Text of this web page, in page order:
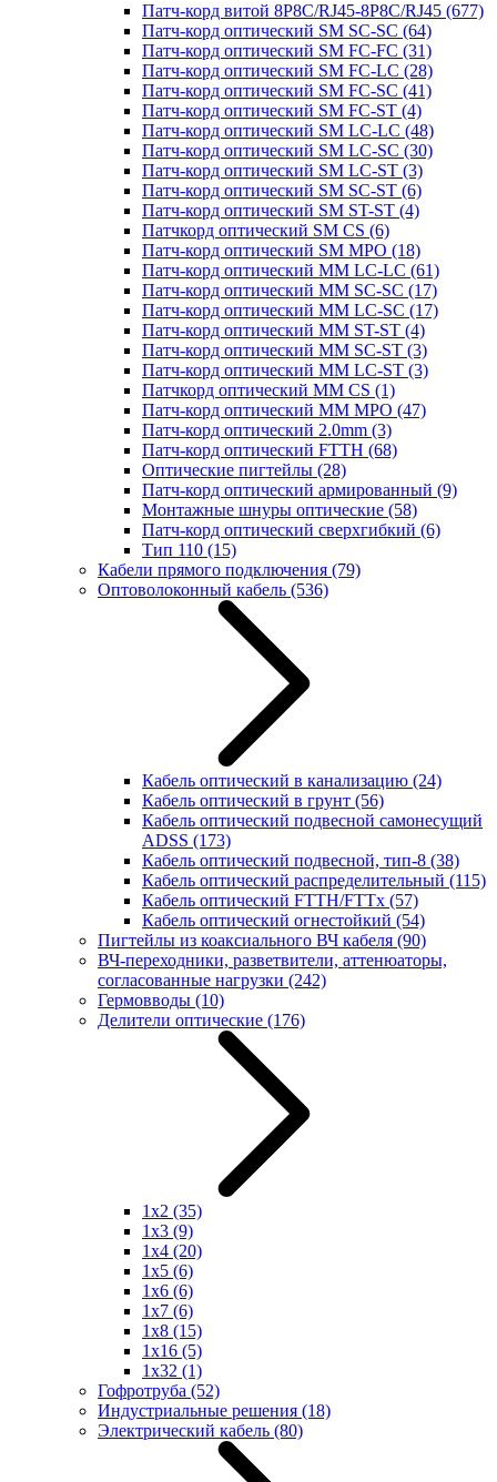
Патч-корд витой 8P8C/RJ45-8P8C/RJ45 (677)
Патч-корд оптический SM SC-SC (64)
Патч-корд оптический SM FC-FC (31)
Патч-корд оптический SM FC-LC (28)
Патч-корд оптический SM FC-SC (41)
Патч-корд оптический SM FC-ST (4)
Патч-корд оптический SM LC-LC (48)
Патч-корд оптический SM LC-SC (30)
Патч-корд оптический SM LC-ST (3)
Патч-корд оптический SM SC-ST (6)
Патч-корд оптический SM ST-ST (4)
Патчкорд оптический SM CS (6)
Патч-корд оптический SM MPO (18)
Патч-корд оптический MM LC-LC (61)
Патч-корд оптический MM SC-SC (17)
Патч-корд оптический MM LC-SC (17)
Патч-корд оптический MM ST-ST (4)
Патч-корд оптический MM SC-ST (3)
Патч-корд оптический MM LC-ST (3)
Патчкорд оптический MM CS (1)
Патч-корд оптический MM MPO (47)
Патч-корд оптический 2.0mm (3)
Патч-корд оптический FTTH (68)
Оптические пигтейлы (28)
Патч-корд оптический армированный (9)
Монтажные шнуры оптические (58)
Патч-корд оптический сверхгибкий (6)
Тип 110 (15)
Кабели прямого подключения (79)
Оптоволоконный кабель (536)
Кабель оптический в канализацию (24)
Кабель оптический в грунт (56)
Кабель оптический подвесной самонесущий
ADSS (173)
Кабель оптический подвесной, тип-8 (38)
Кабель оптический распределительный (115)
Кабель оптический FTTH/FTTx (57)
Кабель оптический огнестойкий (54)
Пигтейлы из коаксиального ВЧ кабеля (90)
ВЧ-переходники, разветвители, аттенюаторы,
согласованные нагрузки (242)
Гермовводы (10)
Делители оптические (176)
1x2 (35)
1x3 (9)
1x4 (20)
1x5 (6)
1x6 (6)
1x7 (6)
1x8 (15)
1x16 (5)
1x32 (1)
Гофротруба (52)
Индустриальные решения (18)
Электрический кабель (80)